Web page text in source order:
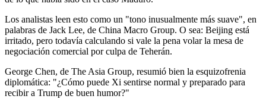
Los analistas leen esto como un "tono inusualmente más suave", en
palabras de Jack Lee, de China Macro Group. O sea: Beijing está
irritado, pero todavía calculando si vale la pena volar la mesa de
negociación comercial por culpa de Teherán.
George Chen, de The Asia Group, resumió bien la esquizofrenia
diplomática: "¿Cómo puede Xi sentirse normal y preparado para
recibir a Trump de buen humor?"